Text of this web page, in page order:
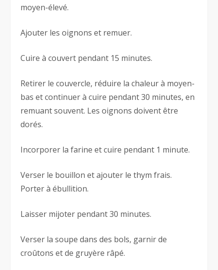
moyen-élevé.
Ajouter les oignons et remuer.
Cuire à couvert pendant 15 minutes.
Retirer le couvercle, réduire la chaleur à moyen-
bas et continuer à cuire pendant 30 minutes, en
remuant souvent. Les oignons doivent être
dorés.
Incorporer la farine et cuire pendant 1 minute.
Verser le bouillon et ajouter le thym frais.
Porter à ébullition.
Laisser mijoter pendant 30 minutes.
Verser la soupe dans des bols, garnir de
croûtons et de gruyère râpé.